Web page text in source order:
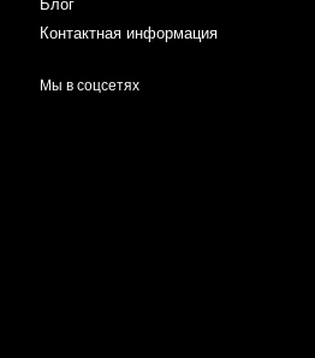
Блог
Контактная информация
Мы в соцсетях